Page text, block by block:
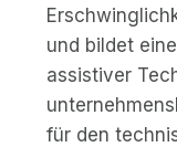
und bildet
assistiver
für den